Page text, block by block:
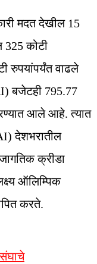
मदत देखील 15
325 कोटी
रुपयांपर्यंत वाढले
बजेटही 795.77
आले आहे. त्यात
देशभरातील
क्रीडा
ऑलिम्पिक
करते.